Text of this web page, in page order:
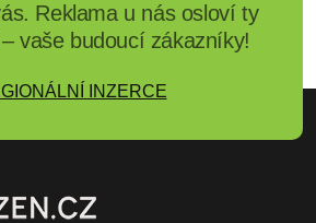
Reklama u nás osloví ty
vaše budoucí zákazníky!
INZERCE